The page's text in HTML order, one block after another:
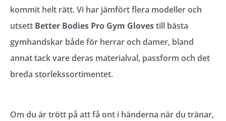
kommit helt rätt. Vi har jämfört flera modeller och
utsett Better Bodies Pro Gym Glovestill bästa
gymhandskar både för herrar och damer, bland
annat tack vare deras materialval, passform och det
breda storlekssortimentet.
Om du är trött på att få ont i händerna när du tränar,